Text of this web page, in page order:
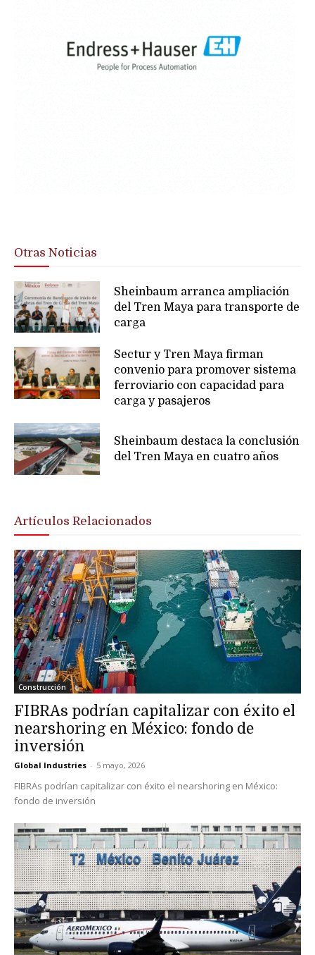
Otras Noticias
Sheinbaum arranca ampliación
del Tren Maya para transporte de
carga
Sectur y Tren Maya firman
convenio para promover sistema
ferroviario con capacidad para
carga y pasajeros
Sheinbaum destaca la conclusión
del Tren Maya en cuatro años
Artículos Relacionados
Construcción
FIBRAs podrían capitalizar con éxito el
nearshoring en México: fondo de
inversión
Global Industries - 5 mayo, 2026
FIBRAs podrían capitalizar con éxito el nearshoring en México:
fondo de inversión